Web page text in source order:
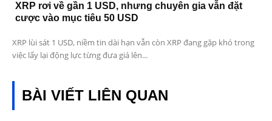
XRP rơi về gần 1 USD, nhưng chuyên gia vẫn đặt
cược vào mục tiêu 50 USD
XRP lùi sát 1 USD, niềm tin dài hạn vẫn còn XRP đang gặp khó trong
việc lấy lại động lực từng đưa giá lên...
BÀI VIẾT LIÊN QUAN